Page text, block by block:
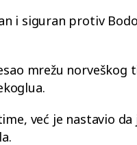
i siguran protiv
mrežu norveškog
već je nastavio